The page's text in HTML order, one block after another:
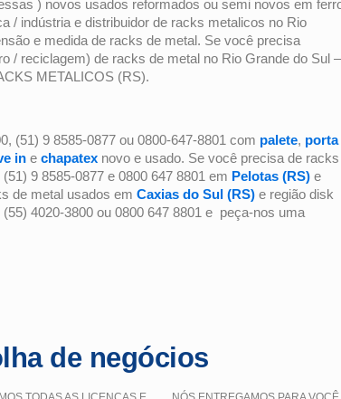
) novos usados reformados ou semi novos em
/ indústria e distribuidor de racks metalicos no Rio
e medida de racks de metal. Se você precisa
/ reciclagem) de racks de metal no Rio Grande do Sul –
METALICOS (RS).
(51) 9 8585-0877 ou 0800-647-8801 com palete, porta
in e chapatex novo e usado. Se você precisa de racks
9 8585-0877 e 0800 647 8801 em Pelotas (RS) e
de metal usados em Caxias do Sul (RS) e região disk
4020-3800 ou 0800 647 8801 e peça-nos uma
de negócios